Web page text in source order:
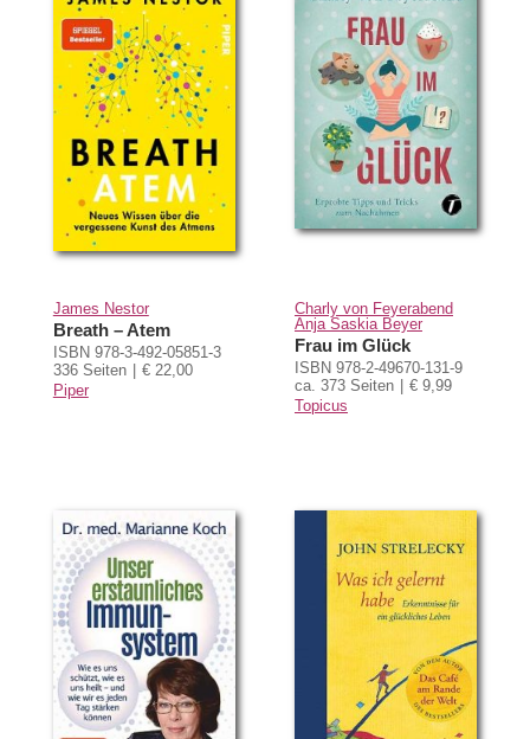
James Nestor
Breath – Atem
ISBN 978-3-492-05851-3
336 Seiten
€ 22,00
Piper
Charly von Feyerabend
Anja Saskia Beyer
Frau im Glück
ISBN 978-2-49670-131-9
ca. 373 Seiten
€ 9,99
Topicus